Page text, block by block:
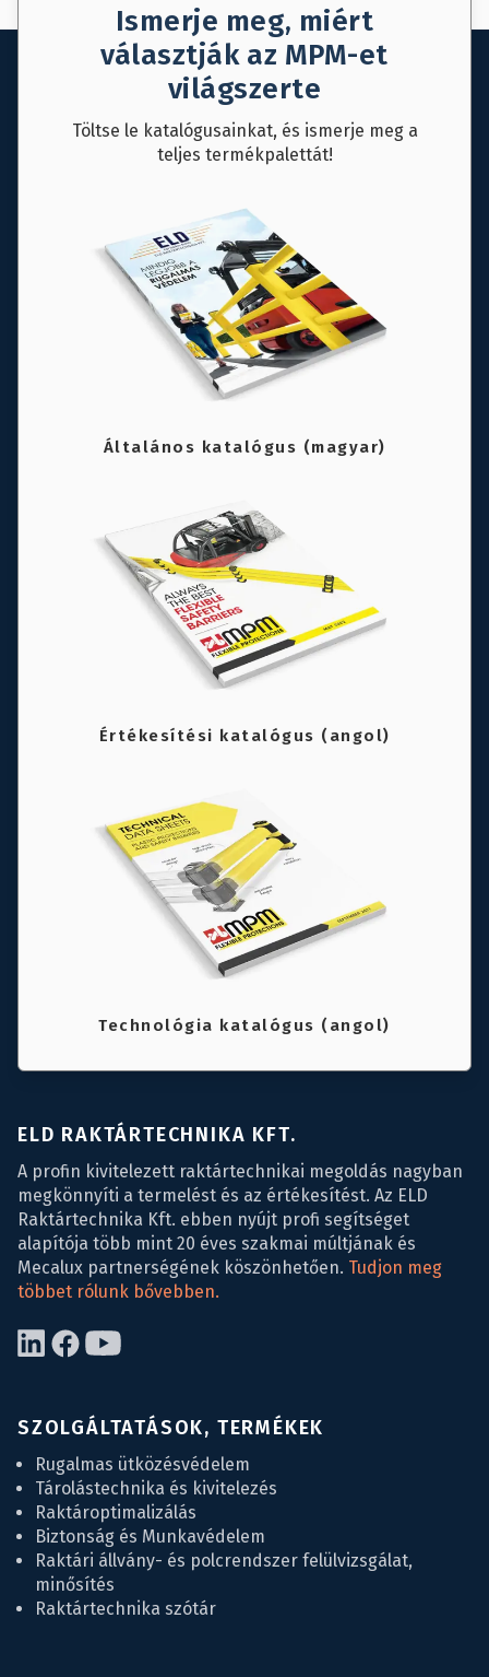
Ismerje meg, miért
választják az MPM-et
világszerte
Töltse le katalógusainkat, és ismerje meg a
teljes termékpalettát!
Általános katalógus (magyar)
Értékesítési katalógus (angol)
Technológia katalógus (angol)
ELD RAKTÁRTECHNIKA KFT.
A profin kivitelezett raktártechnikai megoldás nagyban
megkönnyíti a termelést és az értékesítést. Az ELD
Raktártechnika Kft. ebben nyújt profi segítséget
alapítója több mint 20 éves szakmai múltjának és
Mecalux partnerségének köszönhetően. Tudjon meg
többet rólunk bővebben.
SZOLGÁLTATÁSOK, TERMÉKEK
Rugalmas ütközésvédelem
Tárolástechnika és kivitelezés
Raktároptimalizálás
Biztonság és Munkavédelem
Raktári állvány- és polcrendszer felülvizsgálat,
minősítés
Raktártechnika szótár